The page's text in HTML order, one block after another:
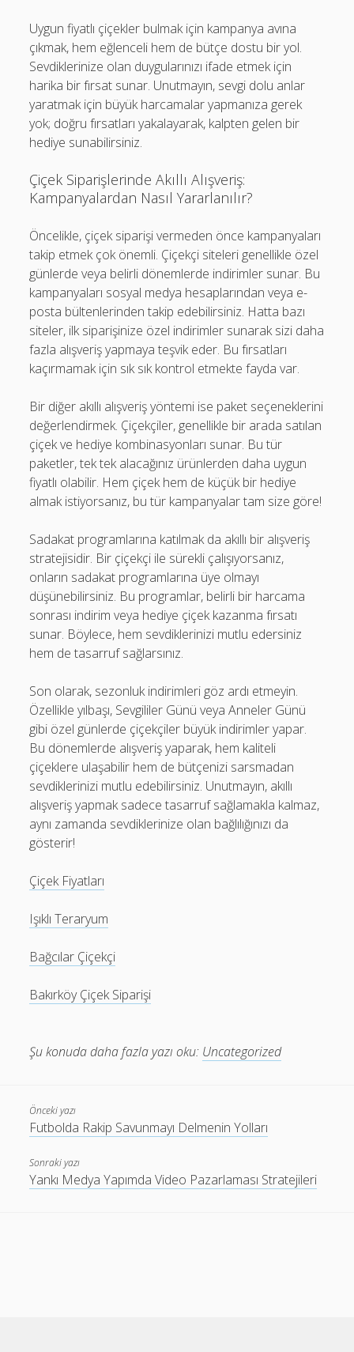
Uygun fiyatlı çiçekler bulmak için kampanya avına
çıkmak, hem eğlenceli hem de bütçe dostu bir yol.
Sevdiklerinize olan duygularınızı ifade etmek için
harika bir fırsat sunar. Unutmayın, sevgi dolu anlar
yaratmak için büyük harcamalar yapmanıza gerek
yok; doğru fırsatları yakalayarak, kalpten gelen bir
hediye sunabilirsiniz.
Çiçek Siparişlerinde Akıllı Alışveriş:
Kampanyalardan Nasıl Yararlanılır?
Öncelikle, çiçek siparişi vermeden önce kampanyaları
takip etmek çok önemli. Çiçekçi siteleri genellikle özel
günlerde veya belirli dönemlerde indirimler sunar. Bu
kampanyaları sosyal medya hesaplarından veya e-
posta bültenlerinden takip edebilirsiniz. Hatta bazı
siteler, ilk siparişinize özel indirimler sunarak sizi daha
fazla alışveriş yapmaya teşvik eder. Bu fırsatları
kaçırmamak için sık sık kontrol etmekte fayda var.
Bir diğer akıllı alışveriş yöntemi ise paket seçeneklerini
değerlendirmek. Çiçekçiler, genellikle bir arada satılan
çiçek ve hediye kombinasyonları sunar. Bu tür
paketler, tek tek alacağınız ürünlerden daha uygun
fiyatlı olabilir. Hem çiçek hem de küçük bir hediye
almak istiyorsanız, bu tür kampanyalar tam size göre!
Sadakat programlarına katılmak da akıllı bir alışveriş
stratejisidir. Bir çiçekçi ile sürekli çalışıyorsanız,
onların sadakat programlarına üye olmayı
düşünebilirsiniz. Bu programlar, belirli bir harcama
sonrası indirim veya hediye çiçek kazanma fırsatı
sunar. Böylece, hem sevdiklerinizi mutlu edersiniz
hem de tasarruf sağlarsınız.
Son olarak, sezonluk indirimleri göz ardı etmeyin.
Özellikle yılbaşı, Sevgililer Günü veya Anneler Günü
gibi özel günlerde çiçekçiler büyük indirimler yapar.
Bu dönemlerde alışveriş yaparak, hem kaliteli
çiçeklere ulaşabilir hem de bütçenizi sarsmadan
sevdiklerinizi mutlu edebilirsiniz. Unutmayın, akıllı
alışveriş yapmak sadece tasarruf sağlamakla kalmaz,
aynı zamanda sevdiklerinize olan bağlılığınızı da
gösterir!
Çiçek Fiyatları
Işıklı Teraryum
Bağcılar Çiçekçi
Bakırköy Çiçek Siparişi
Şu konuda daha fazla yazı oku: Uncategorized
Önceki yazı
Futbolda Rakip Savunmayı Delmenin Yolları
Sonraki yazı
Yankı Medya Yapımda Video Pazarlaması Stratejileri